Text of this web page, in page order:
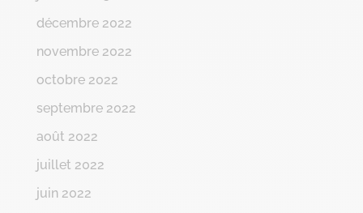
décembre 2022
novembre 2022
octobre 2022
septembre 2022
août 2022
juillet 2022
juin 2022